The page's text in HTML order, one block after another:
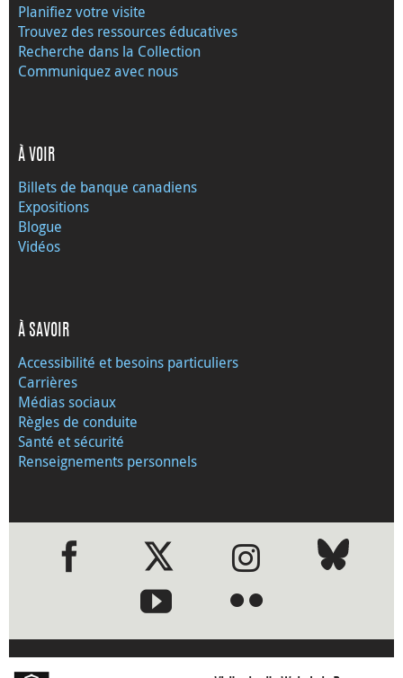
Planifiez votre visite
Trouvez des ressources éducatives
Recherche dans la Collection
Communiquez avec nous
À VOIR
Billets de banque canadiens
Expositions
Blogue
Vidéos
À SAVOIR
Accessibilité et besoins particuliers
Carrières
Médias sociaux
Règles de conduite
Santé et sécurité
Renseignements personnels
●●